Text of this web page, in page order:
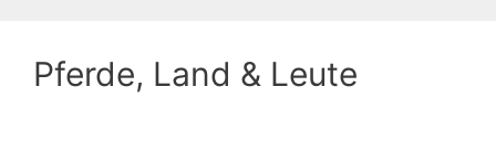
Pferde, Land & Leute